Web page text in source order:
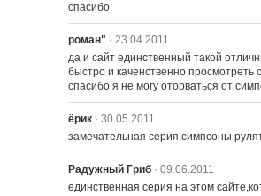
1902 – Гомер
1903 – Полуночный
буксировки
1904 – Не хочу
спасибо
роман" · 23.04.2011
да и сайт единственный такой
быстро и каченственно просмотреть
спасибо я не могу оторваться от
ёрик · 30.05.2011
замечательная серия,симпсоны
Радужный Гриб · 09.06.2011
единственная серия на этом